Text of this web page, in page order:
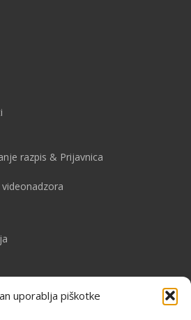
uporablja piškotke
razpis & Prijavnica
(VNC)